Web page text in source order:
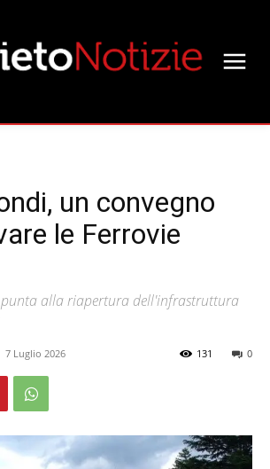
un convegno
le Ferrovie
alla riapertura dell'infrastruttura
7 Luglio 2026 0
131